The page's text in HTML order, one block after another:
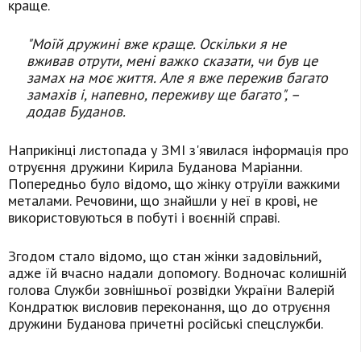
краще.
"Моїй дружині вже краще. Оскільки я не
вживав отрути, мені важко сказати, чи був це
замах на моє життя. Але я вже пережив багато
замахів і, напевно, переживу ще багато",–
додав Буданов.
Наприкінці листопада у ЗМІ з'явилася інформація про
отруєння дружини Кирила Буданова Маріанни.
Попередньо було відомо, що жінку отруїли важкими
металами. Речовини, що знайшли у неї в крові, не
використовуються в побуті і воєнній справі.
Згодом стало відомо, що стан жінки задовільний,
адже їй вчасно надали допомогу. Водночас колишній
голова Служби зовнішньої розвідки України Валерій
Кондратюк висловив переконання, що до отруєння
дружини Буданова причетні російські спецслужби.